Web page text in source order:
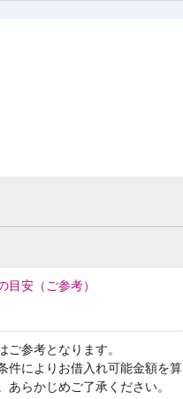
目安（ご参考）
ご参考となります。
件によりお借入れ可能金額を算
あらかじめご了承ください。